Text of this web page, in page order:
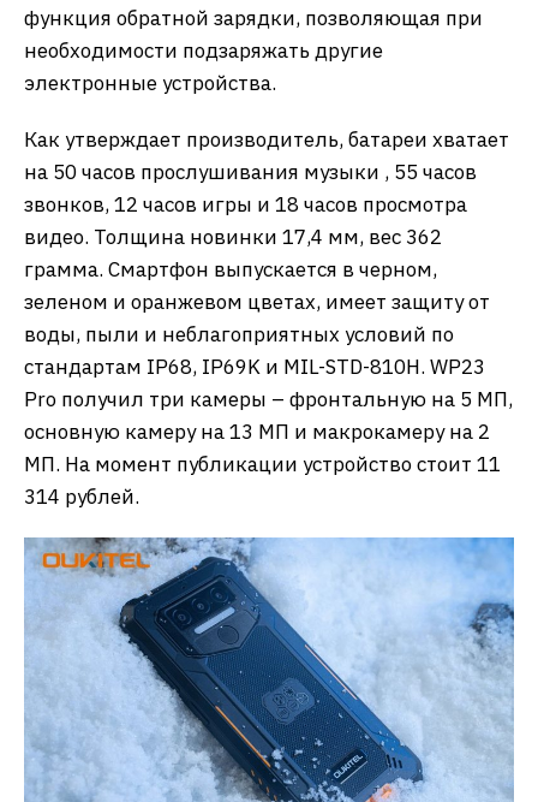
функция обратной зарядки, позволяющая при
необходимости подзаряжать другие
электронные устройства.
Как утверждает производитель, батареи хватает
на 50 часов прослушивания музыки , 55 часов
звонков, 12 часов игры и 18 часов просмотра
видео. Толщина новинки 17,4 мм, вес 362
грамма. Смартфон выпускается в черном,
зеленом и оранжевом цветах, имеет защиту от
воды, пыли и неблагоприятных условий по
стандартам IP68, IP69K и MIL-STD-810H. WP23
Pro получил три камеры – фронтальную на 5 МП,
основную камеру на 13 МП и макрокамеру на 2
МП. На момент публикации устройство стоит 11
314 рублей.